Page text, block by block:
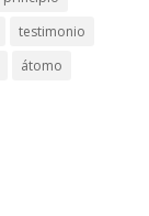
testimonio
átomo